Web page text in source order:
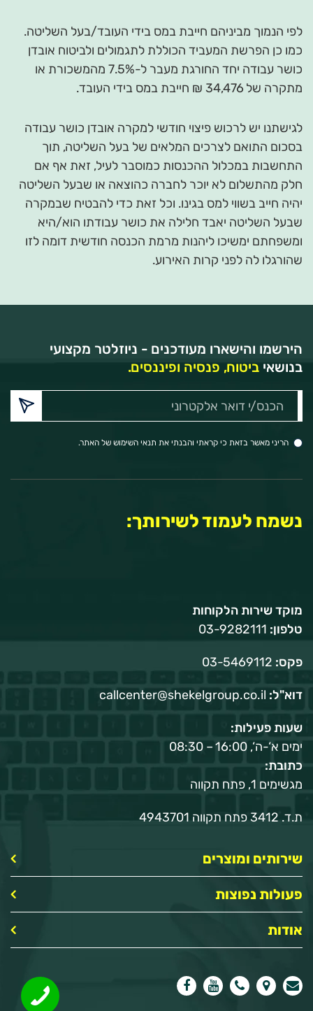
לפי הנמוך מביניהם חייבת במס בידי העובד/בעל השליטה.
כמו כן הפרשת המעביד הכוללת לתגמולים ולביטוח אובדן
כושר עבודה יחד החורגת מעבר ל-7.5% מהמשכורת או
מתקרה של 34,476 ₪ חייבת במס בידי העובד.
לגישתנו יש לרכוש פיצוי חודשי למקרה אובדן כושר עבודה
בסכום התואם לצרכים המלאים של בעל השליטה, תוך
התחשבות במכלול ההכנסות כמוסבר לעיל, זאת אף אם
חלק מהתשלום לא יוכר לחברה כהוצאה או שבעל השליטה
יהיה חייב בשווי למס בגינו. וכל זאת כדי להבטיח שבמקרה
שבעל השליטה יאבד חלילה את כושר עבודתו הוא/היא
ומשפחתם ימשיכו ליהנות מרמת הכנסה חודשית דומה לזו
שהורגלו לה לפני קרות האירוע.
הירשמו והישארו מעודכנים - ניוזלטר מקצועי
בנושאי ביטוח, פנסיה ופיננסים.
דואר
אלקטרוני:
הריני מאשר בזאת כי קראתי והבנתי את תנאי השימוש של האתר.
נשמח לעמוד לשירותך:
מוקד שירות הלקוחות
טלפון:
פקס:
דוא"ל: callcenter@shekelgroup.co.il
שעות פעילות:
ימים א‘-ה‘, 16:00 – 08:30
כתובת:
מגשימים 1, פתח תקווה
ת.ד. 3412 פתח תקווה 4943701
שירותים ומוצרים
פעולות נפוצות
אודות